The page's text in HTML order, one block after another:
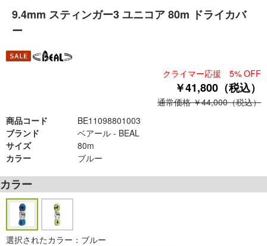
9.4mm スティンガー3 ユニコア 80m ドライカバ
ー
クライマー応援 5% OFF
￥41,800（税込）
通常価格 ￥44,000（税込）
商品コード
BE11098801003
ブランド
ベアール - BEAL
サイズ
80m
カラー
ブルー
カラー
選択されたカラー：ブルー